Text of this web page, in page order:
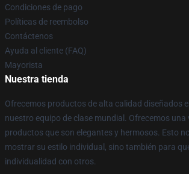
Condiciones de pago
Políticas de reembolso
Contáctenos
Ayuda al cliente (FAQ)
Mayorista
Nuestra tienda
Ofrecemos productos de alta calidad diseñados
nuestro equipo de clase mundial. Ofrecemos una
productos que son elegantes y hermosos. Esto
mostrar su estilo individual, sino también para
individualidad con otros.